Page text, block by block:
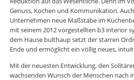
Genuss, Kochen und Kommunikation.
Unternehmen neue Maßstäbe im
mit seinem 2012 vorgestellten b3 interior
dem Hause bulthaup setzt der starren
Ende und ermöglicht ein völlig neues,
Mit der neuesten Entwicklung, den
wachsenden Wunsch der Menschen nach